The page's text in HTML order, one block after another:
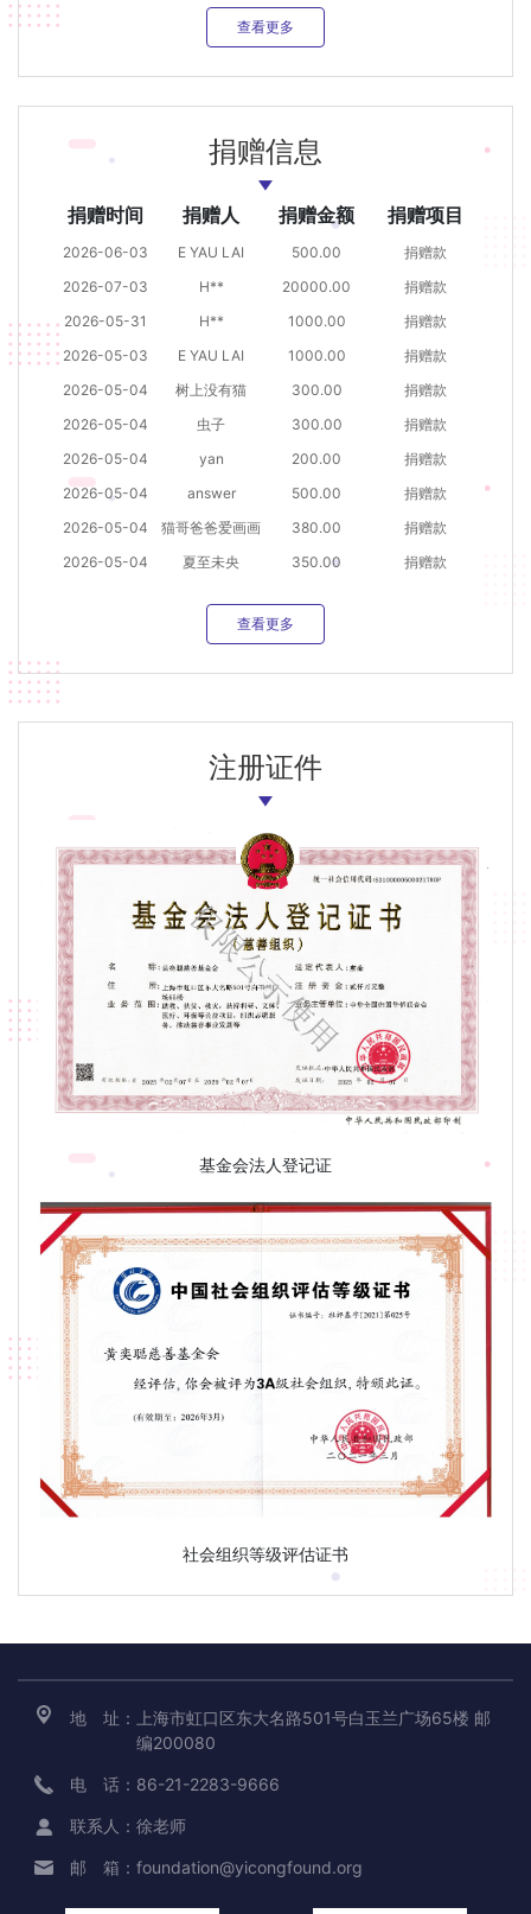
查看更多
捐赠信息
捐赠时间 捐赠人 捐赠金额 捐赠项目
2026-06-03 E YAU LAI 500.00
捐赠款
2026-07-03
H** 20000.00
捐赠款
2026-05-31
H** 1000.00
捐赠款
2026-05-03
E YAU LAI 1000.00
捐赠款
2026-05-04
树上没有猫 300.00
捐赠款
2026-05-04
虫子 300.00
捐赠款
2026-05-04
yan 200.00
捐赠款
2026-05-04
answer 500.00
捐赠款
2026-05-04
猫哥爸爸爱画画 380.00
捐赠款
2026-05-04
夏至未央 350.00 捐赠款
查看更多
注册证件
基金会法人登记证
社会组织等级评估证书
地 址： 上海市虹口区东大名路501号白玉兰广场65楼 邮
编200080
电 话： 86-21-2283-9666
联系人： 徐老师
邮 箱： foundation@yicongfound.org